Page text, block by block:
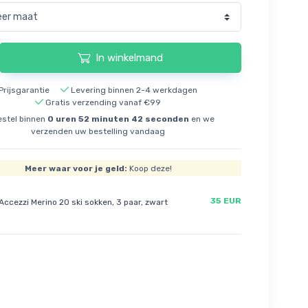
In winkelmand
Levering binnen 2-4 werkdagen
Gratis verzending vanaf €99
binnen0 uren52 minuten41 seconden en we
verzenden uw bestelling vandaag
Meer waar voor je geld: Koop deze!
Merino 20 ski sokken, 3 paar, zwart 35 EUR